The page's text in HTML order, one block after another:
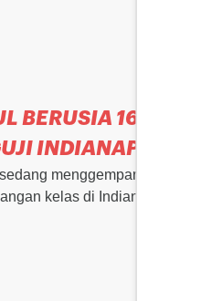
BERUSIA 16
INDIANAPOLIS
menggemparkan dunia
kelas di Indianapolis 8-